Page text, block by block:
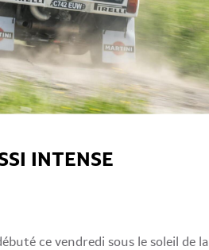
INTENSE
ce vendredi sous le soleil de la